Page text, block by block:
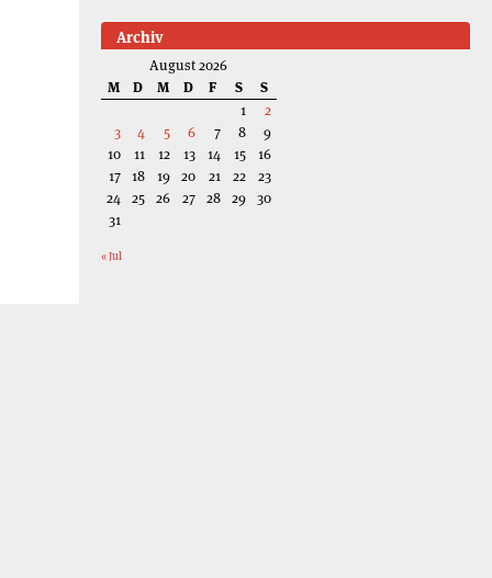
Archiv
August 2026
M
D M D F S
S
1
2
3
4 5 6 7 8
9
10
11 12 13 14 15
16
17 18 19 20 21 22
23
24 25 26 27 28 29 30
31
« Jul